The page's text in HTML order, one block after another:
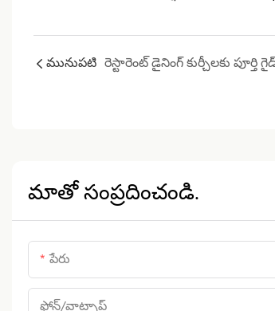
మునుపటి
మాతో సంప్రదించండి.
పేరు
ఫోన్/వాట్సాప్